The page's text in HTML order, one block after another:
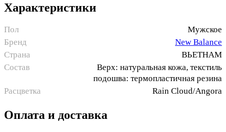
Характеристики
Пол
Мужское
Бренд
New Balance
Страна
ВЬЕТНАМ
Состав
Верх: натуральная кожа, текстиль
подошва: термопластичная резина
Расцветка
Rain Cloud/Angora
Оплата и доставка